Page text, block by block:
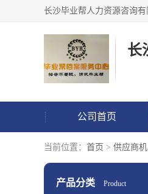
公司首页
当前位置： 首页 > 供应商机
产品分类 Product